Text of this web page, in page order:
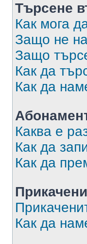
Търсене
Как мога
Защо не
Защо
Как да
Как да
Каква е
Как да
Как да
Как да